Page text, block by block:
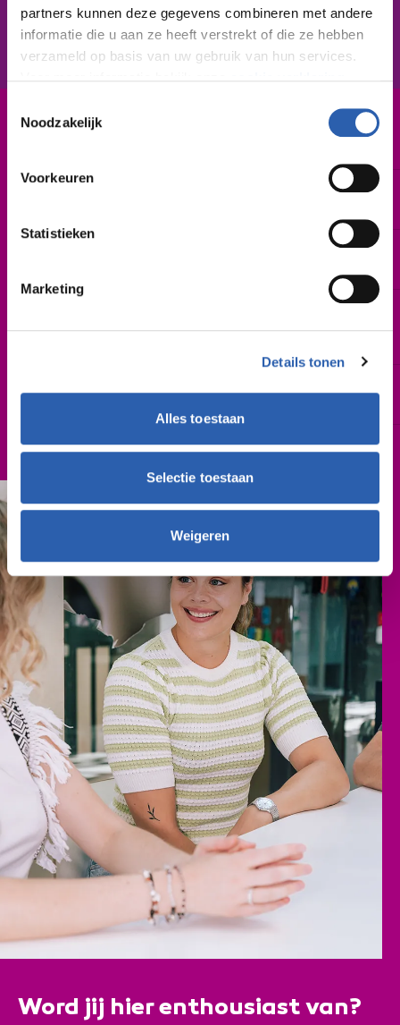
partners kunnen deze gegevens combineren met andere
informatie die u aan ze heeft verstrekt of die ze hebben
verzameld op basis van uw gebruik van hun services.
We werken samen met
die uw gegevens
Noodzakelijk
Voorkeuren
Statistieken
Marketing
Details tonen
Alles toestaan
Selectie toestaan
Weigeren
soms met hulp van een andere afdeling of
leidinggevende. Je voert individuele gesprekken
waarbij je je medewerkers feedback geeft, coacht en
houdt het welzijn van je mensen goed in de gaten en
In het kort De opleiding
Leerweg / niveau
Gieterij 200, Hengelo
Cursusgeld
Word jij hier enthousiast van?